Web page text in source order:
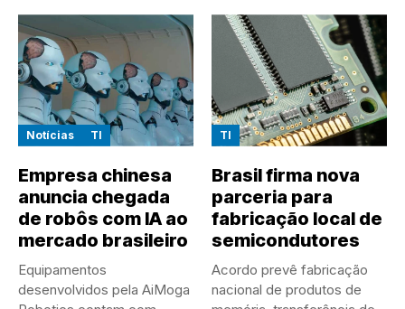
Notícias TI
Empresa chinesa
anuncia chegada
de robôs com IA ao
mercado brasileiro
Equipamentos
desenvolvidos pela AiMoga
TI
Brasil firma nova
parceria para
fabricação local de
semicondutores
Acordo prevê fabricação
nacional de produtos de